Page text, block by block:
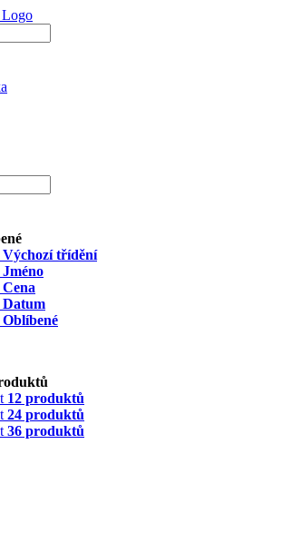
Výchozí třídění
Jméno
Cena
Datum
Oblíbené
12 produktů
24 produktů
36 produktů